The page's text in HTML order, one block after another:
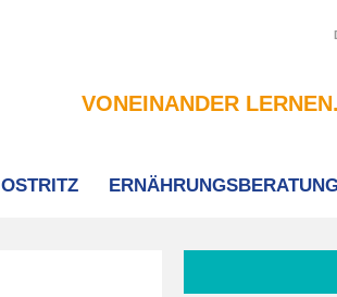
VONEINANDER
OSTRITZ